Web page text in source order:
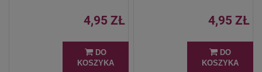
4,95 ZŁ
DO
KOSZYKA
4,95 ZŁ
DO
KOSZYKA